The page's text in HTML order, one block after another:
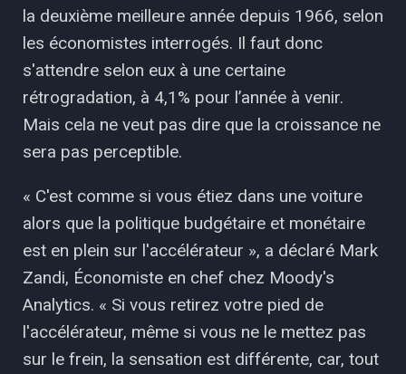
la deuxième meilleure année depuis 1966, selon
les économistes interrogés. Il faut donc
s'attendre selon eux à une certaine
rétrogradation, à 4,1% pour l’année à venir.
Mais cela ne veut pas dire que la croissance ne
sera pas perceptible.
« C'est comme si vous étiez dans une voiture
alors que la politique budgétaire et monétaire
est en plein sur l'accélérateur », a déclaré Mark
Zandi, Économiste en chef chez Moody's
Analytics. « Si vous retirez votre pied de
l'accélérateur, même si vous ne le mettez pas
sur le frein, la sensation est différente, car, tout